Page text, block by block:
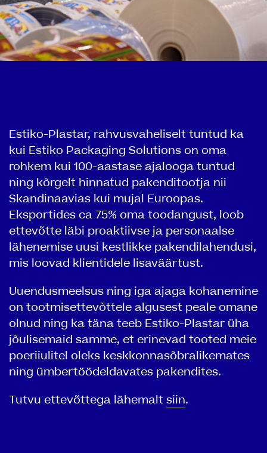
Estiko-Plastar, rahvusvaheliselt tuntud ka
kui Estiko Packaging Solutions on oma
rohkem kui 100-aastase ajalooga tuntud
ning kõrgelt hinnatud pakenditootja nii
Skandinaavias kui mujal Euroopas.
Eksportides ca 75% oma toodangust, loob
ettevõtte läbi proaktiivse ja personaalse
lähenemise uusi kestlikke pakendilahendusi,
mis loovad klientidele lisaväärtust.
Uuendusmeelsus ning iga ajaga kohanemine
on tootmisettevõttele algusest peale omane
olnud ning ka täna teeb Estiko-Plastar üha
jõulisemaid samme, et erinevad tooted meie
poeriiulitel oleks keskkonnasõbralikemates
ning ümbertöödeldavates pakendites.
Tutvu ettevõttega lähemaltsiin.